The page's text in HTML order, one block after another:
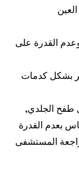
القدرة على
بشكل كدمات
طفح الجلدي,
بعدم القدرة
المستشفى